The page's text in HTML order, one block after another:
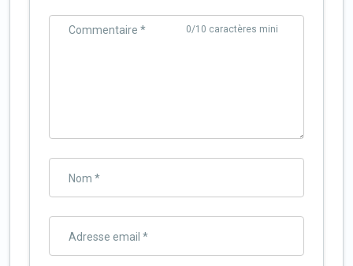
Commentaire * 0/10 caractères mini
Nom *
Adresse email *